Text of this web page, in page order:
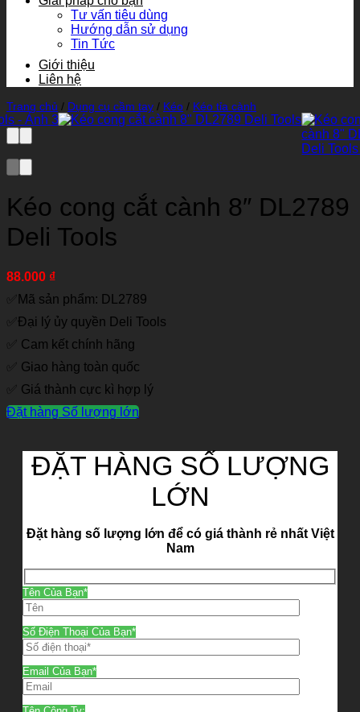
Tư vấn tiêu dùng
Hướng dẫn sử dụng
Tin Tức
Giới thiệu
Liên hệ
Trang chủ / Dụng cụ cầm tay / Kéo / Kéo tỉa cành
Kéo cong cắt cành 8″ DL2789
Deli Tools
88.000 ₫
✅Mã sản phẩm: DL2789
✅Đại lý ủy quyền Deli Tools
✅ Cam kết chính hãng
✅ Giao hàng toàn quốc
✅ Giá thành cực kì hợp lý
Đặt hàng Số lượng lớn
ĐẶT HÀNG SỐ LƯỢNG
LỚN
Đặt hàng số lượng lớn để có giá thành rẻ nhất Việt
Nam
Tên Của Bạn*
Số Điện Thoại Của Bạn*
Email Của Bạn*